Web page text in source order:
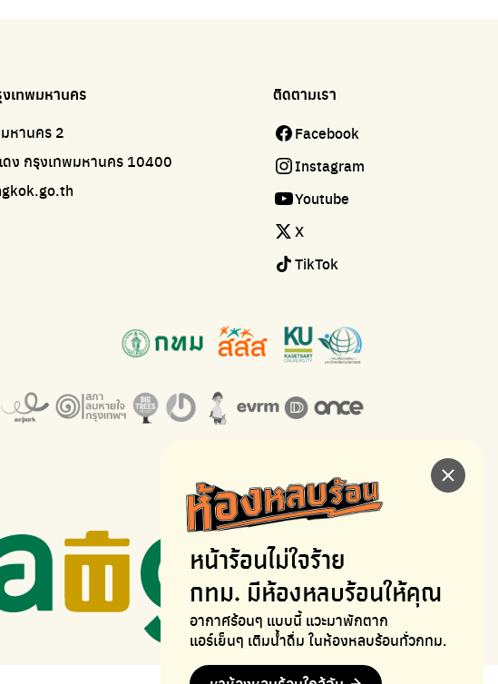
หน้าร้อนไม่ใจร้าย
กทม. มีห้องหลบร้อนให้คุณ
อากาศร้อนๆ แบบนี้ แวะมาพักตาก
แอร์เย็นๆ เติมน้ำดื่ม ในห้องหลบร้อนทั่วกทม.
เทพมหานคร
หานคร 2
ดง กรุงเทพมหานคร 10400
ติดตามเรา
Facebook
Instagram
Youtube
X
TikTok